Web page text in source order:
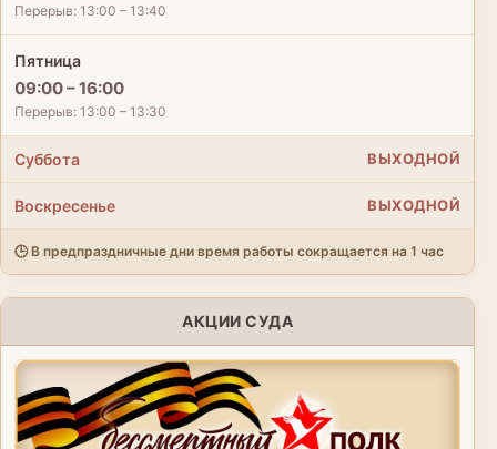
Перерыв: 13:00 – 13:40
Пятница
09:00 – 16:00
Перерыв: 13:00 – 13:30
Суббота ВЫХОДНОЙ
Воскресенье ВЫХОДНОЙ
🕒 В предпраздничные дни время работы сокращается на 1 час
АКЦИИ СУДА